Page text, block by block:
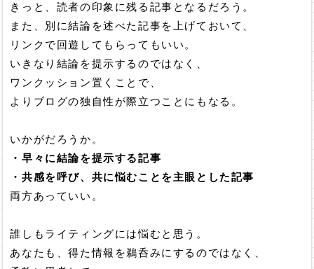
きっと、読者の印象に残る記事となるだろう。
また、別に結論を述べた記事を上げておいて、
リンクで回遊してもらってもいい。
いきなり結論を提示するのではなく、
ワンクッション置くことで、
よりブログの独自性が際立つことにもなる。
いかがだろうか。
・早々に結論を提示する記事
・共感を呼び、共に悩むことを主眼とした記事
両方あっていい。
誰しもライティングには悩むと思う。
あなたも、得た情報を鵜呑みにするのではなく、